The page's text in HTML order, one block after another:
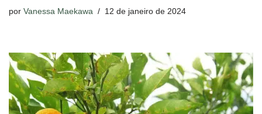
por Vanessa Maekawa 12 de janeiro de 2024